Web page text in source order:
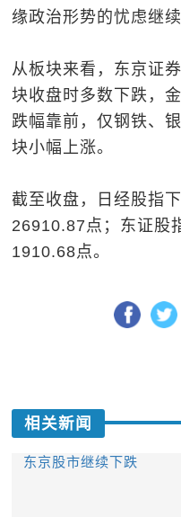
缘政治形势的忧虑继
从板块来看，东京证
块收盘时多数下跌，
跌幅靠前，仅钢铁、
块小幅上涨。
截至收盘，日经股指
26910.87点；东证股
1910.68点。
相关新闻
东京股市继续下跌